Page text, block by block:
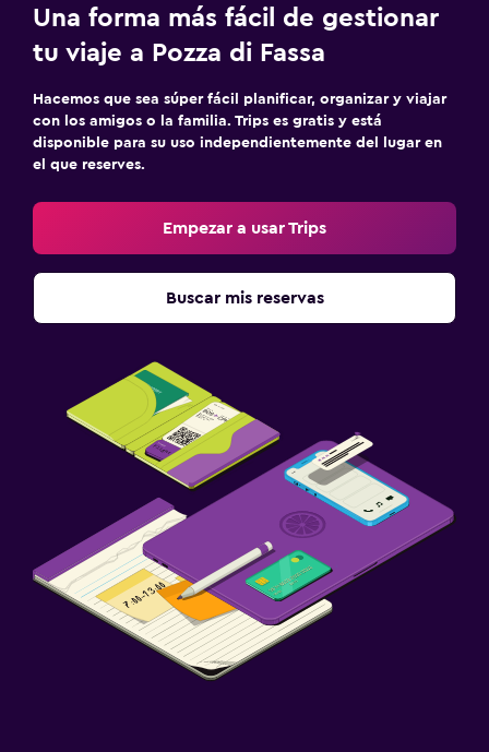
Una forma más fácil de gestionar
tu viaje a Pozza di Fassa
Hacemos que sea súper fácil planificar, organizar y viajar
con los amigos o la familia. Trips es gratis y está
disponible para su uso independientemente del lugar en
el que reserves.
Empezar a usar Trips
Buscar mis reservas